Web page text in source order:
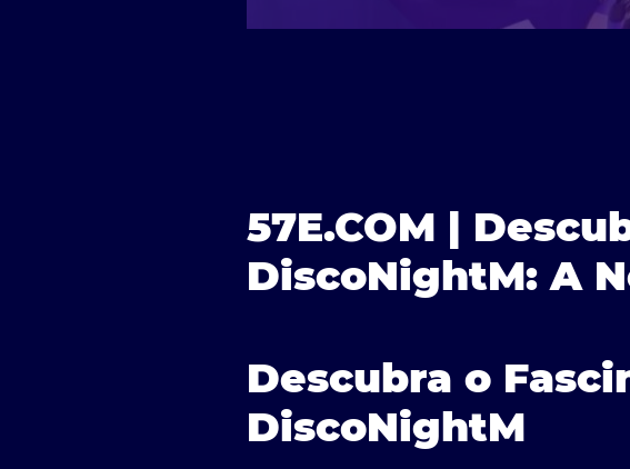
57E.COM |
DiscoNightM: A
Descubra o
DiscoNightM